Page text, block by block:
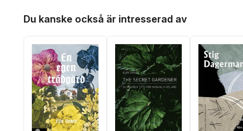
Du kanske också är intresserad av